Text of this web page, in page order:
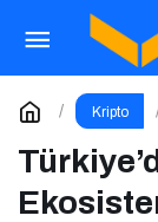
Kripto
Yorum Yap